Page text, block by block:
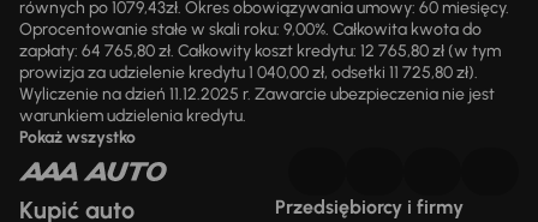
równych po 1079,43zł. Okres obowiązywania umowy: 60 miesięcy.
Oprocentowanie stałe w skali roku: 9,00%. Całkowita kwota do
zapłaty: 64 765,80 zł. Całkowity koszt kredytu: 12 765,80 zł (w tym
prowizja za udzielenie kredytu 1 040,00 zł, odsetki 11 725,80 zł).
Wyliczenie na dzień 11.12.2025 r. Zawarcie ubezpieczenia nie jest
warunkiem udzielenia kredytu.
Pokaż wszystko
Kupić auto
Przedsiębiorcy i firmy